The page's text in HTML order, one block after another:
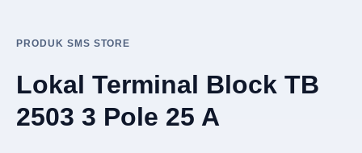
PRODUK SMS STORE
Lokal Terminal Block TB
2503 3 Pole 25 A